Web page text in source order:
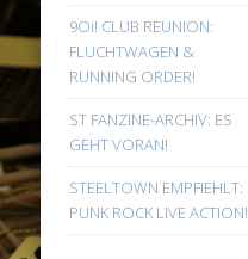
9Oi! CLUB REUNION:
FLUCHTWAGEN &
RUNNING ORDER!
ST FANZINE-ARCHIV: ES
GEHT VORAN!
STEELTOWN EMPFIEHLT:
PUNK ROCK LIVE ACTION!